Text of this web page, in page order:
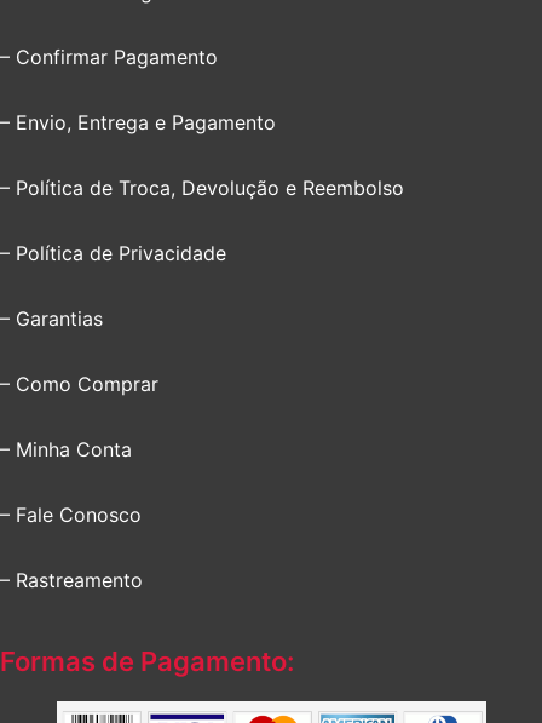
– Confirmar Pagamento
– Envio, Entrega e Pagamento
– Política de Troca, Devolução e Reembolso
– Política de Privacidade
– Garantias
– Como Comprar
– Minha Conta
– Fale Conosco
– Rastreamento
Formas de Pagamento: